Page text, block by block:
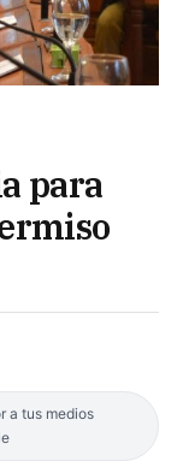
para
a tus medios